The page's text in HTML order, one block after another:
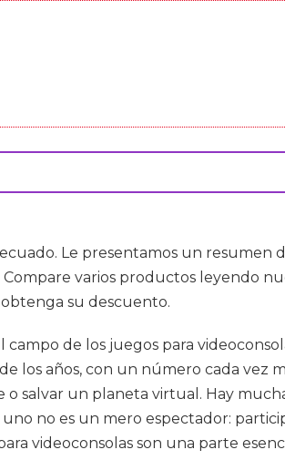
Le presentamos un resumen
Compare varios productos leyendo
su descuento.
campo de los juegos para
años, con un número cada vez
un planeta virtual. Hay
no es un mero espectador:
videoconsolas son una parte